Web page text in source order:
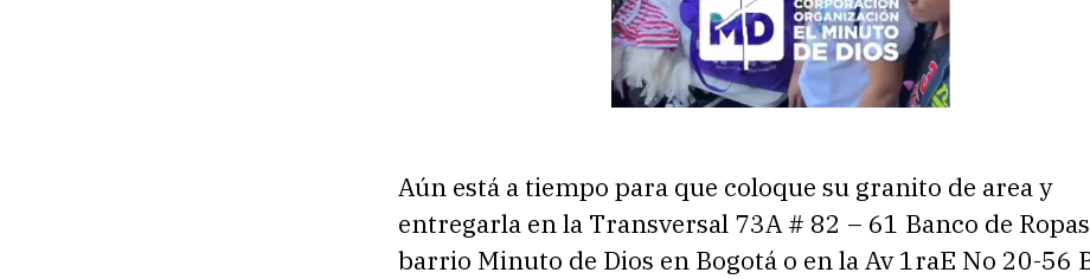
Aún está a tiempo para que coloque su granito de area y
entregarla en la Transversal 73A # 82 – 61 Banco de
barrio Minuto de Dios en Bogotá o en la Av 1raE No 20-56